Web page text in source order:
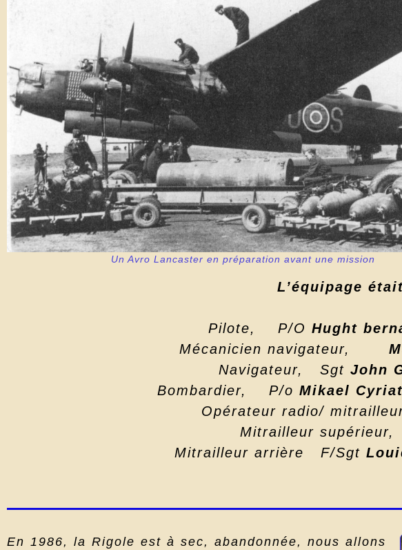
Un Avro Lancaster en préparation avant une mission
L’équipage
Pilote, P/O Hught
Mécanicien navigateur,
Navigateur, Sgt John
Bombardier, P/o Mikael
Opérateur radio/
Mitrailleur
Mitrailleur arrière F/Sgt
En 1986, la Rigole est à sec, abandonnée, nous allons